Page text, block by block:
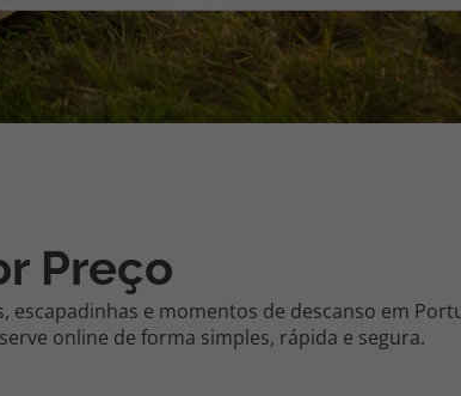
Preço
e momentos de descanso em
online de forma simples, rápida e segura.